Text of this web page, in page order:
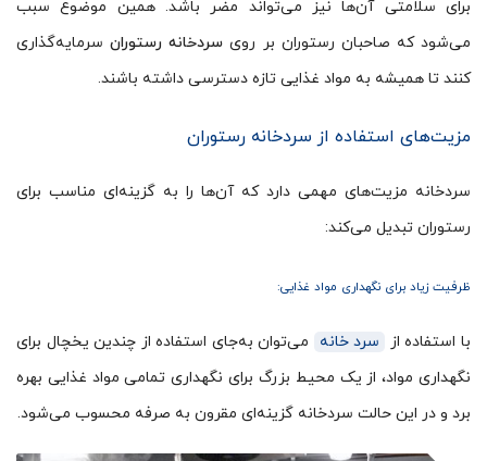
برای سلامتی آن‌ها نیز می‌تواند مضر باشد. همین موضوع سبب
می‌شود که صاحبان رستوران‌ بر‌ روی سردخانه‌‌ رستورانسرمایه‌گذاری
کنند تا همیشه به مواد غذایی تازه دسترسی داشته باشند.
مزیت‌های استفاده از سردخانه رستوران
سردخانه‌ مزیت‌های مهمی دارد که آن‌ها را به گزینه‌ای مناسب برای
رستوران‌ تبدیل می‌‌کند:
ظرفیت زیاد برای نگهداری مواد غذایی:
با استفاده از سرد خانه
می‌توان به‌جای استفاده از چندین یخچال برای
نگهداری مواد، از یک محیط بزرگ برای نگهداری تمامی مواد غذایی بهره
برد و در این حالت سردخانه گزینه‌ای مقرون به صرفه محسوب می‌شود.